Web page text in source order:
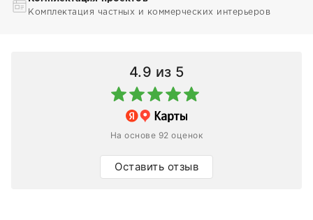
Комплектация частных и коммерческих интерьеров
4.9 из 5
На основе 92 оценок
Оставить отзыв